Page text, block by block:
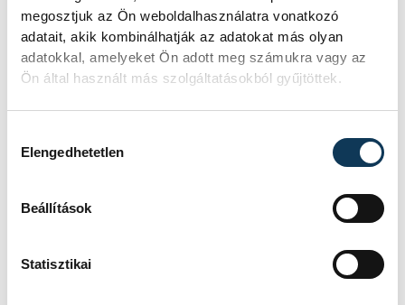
megosztjuk az Ön weboldalhasználatra vonatkozó
adatait, akik kombinálhatják az adatokat más olyan
adatokkal, amelyeket Ön adott meg számukra vagy az
Ön által használt más szolgáltatásokból gyűjtöttek.
Elengedhetetlen
Beállítások
Statisztikai